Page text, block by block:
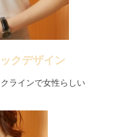
クデザイン
ラインで女性らしい